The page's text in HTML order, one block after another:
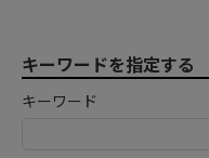
キーワードを指定する
キーワード